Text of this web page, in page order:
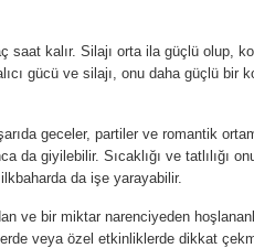
kalır. Silajı orta ila güçlü olup,
gücü ve silajı, onu daha güçlü bir
geceler, partiler ve romantik
da giyilebilir. Sıcaklığı ve tatlılığı
da işe yarayabilir.
ve bir miktar narenciyeden
veya özel etkinliklerde dikkat